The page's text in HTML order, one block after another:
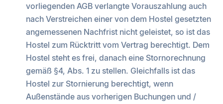
vorliegenden AGB verlangte Vorauszahlung auch
nach Verstreichen einer von dem Hostel gesetzten
angemessenen Nachfrist nicht geleistet, so ist das
Hostel zum Rücktritt vom Vertrag berechtigt. Dem
Hostel steht es frei, danach eine Stornorechnung
gemäß §4, Abs. 1 zu stellen. Gleichfalls ist das
Hostel zur Stornierung berechtigt, wenn
Außenstände aus vorherigen Buchungen und /